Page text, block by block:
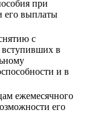
при
его выплаты
с
вступивших в
и в
ежемесячного
его